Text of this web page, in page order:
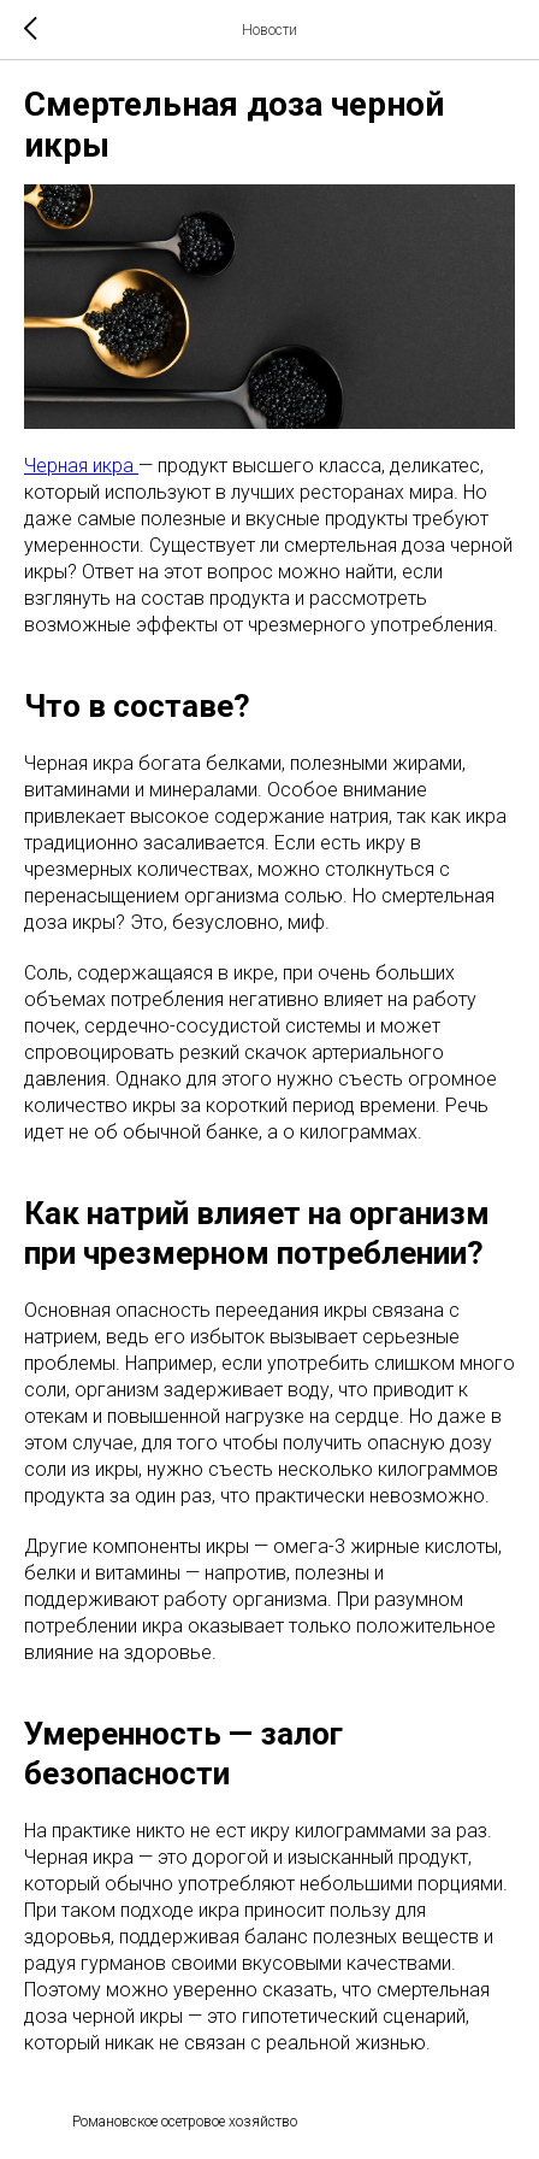
Новости
Смертельная доза черной
икры
Черная икра — продукт высшего класса, деликатес,
который используют в лучших ресторанах мира. Но
даже самые полезные и вкусные продукты требуют
умеренности. Существует ли смертельная доза черной
икры? Ответ на этот вопрос можно найти, если
взглянуть на состав продукта и рассмотреть
возможные эффекты от чрезмерного употребления.
Что в составе?
Черная икра богата белками, полезными жирами,
витаминами и минералами. Особое внимание
привлекает высокое содержание натрия, так как икра
традиционно засаливается. Если есть икру в
чрезмерных количествах, можно столкнуться с
перенасыщением организма солью. Но смертельная
доза икры? Это, безусловно, миф.
Соль, содержащаяся в икре, при очень больших
объемах потребления негативно влияет на работу
почек, сердечно-сосудистой системы и может
спровоцировать резкий скачок артериального
давления. Однако для этого нужно съесть огромное
количество икры за короткий период времени. Речь
идет не об обычной банке, а о килограммах.
Как натрий влияет на организм
при чрезмерном потреблении?
Основная опасность переедания икры связана с
натрием, ведь его избыток вызывает серьезные
проблемы. Например, если употребить слишком много
соли, организм задерживает воду, что приводит к
отекам и повышенной нагрузке на сердце. Но даже в
этом случае, для того чтобы получить опасную дозу
соли из икры, нужно съесть несколько килограммов
продукта за один раз, что практически невозможно.
Другие компоненты икры — омега-3 жирные кислоты,
белки и витамины — напротив, полезны и
поддерживают работу организма. При разумном
потреблении икра оказывает только положительное
влияние на здоровье.
Умеренность — залог
безопасности
На практике никто не ест икру килограммами за раз.
Черная икра — это дорогой и изысканный продукт,
который обычно употребляют небольшими порциями.
При таком подходе икра приносит пользу для
здоровья, поддерживая баланс полезных веществ и
радуя гурманов своими вкусовыми качествами.
Поэтому можно уверенно сказать, что смертельная
доза черной икры — это гипотетический сценарий,
который никак не связан с реальной жизнью.
Романовское осетровое хозяйство